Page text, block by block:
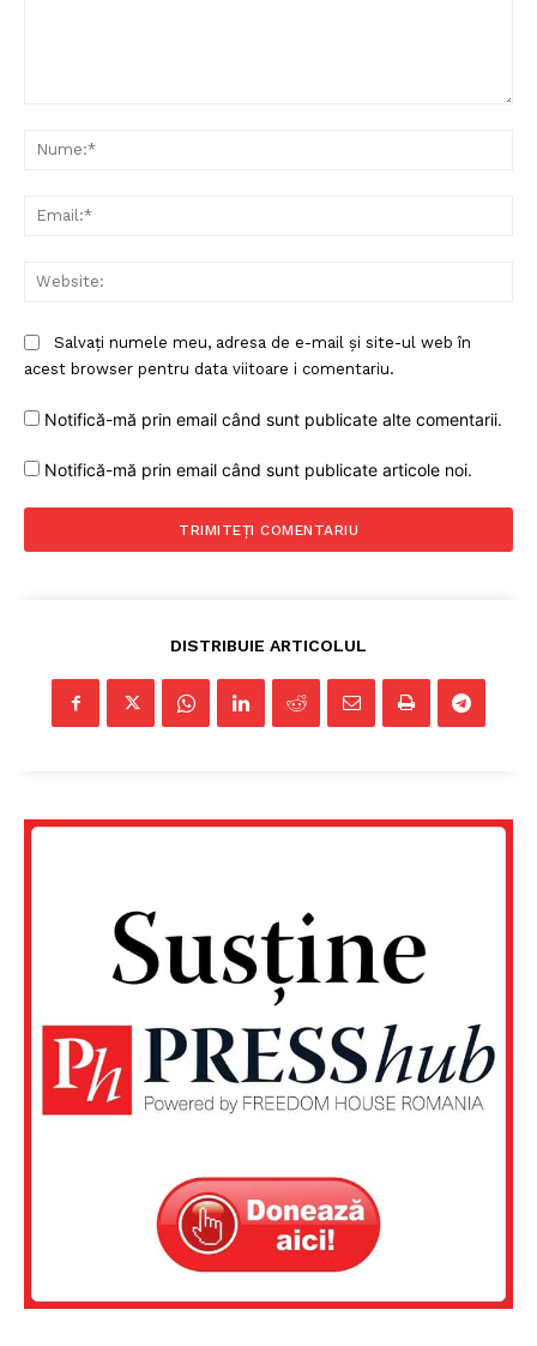
Proiecte editoriale
Salvați numele meu, adresa de e-mail și site-ul web în
acest browser pentru data viitoare i comentariu.
Notifică-mă prin email când sunt publicate alte comentarii.
Notifică-mă prin email când sunt publicate articole noi.
DISTRIBUIE ARTICOLUL